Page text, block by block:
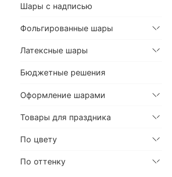
Шары с надписью
Фольгированные шары
Латексные шары
Бюджетные решения
Оформление шарами
Товары для праздника
По цвету
По оттенку